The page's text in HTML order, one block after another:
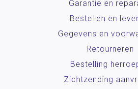
Garantie en
Bestellen en
Gegevens en
Retourneren
Bestelling
Zichtzending